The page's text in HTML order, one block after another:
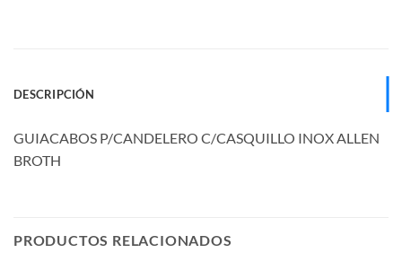
DESCRIPCIÓN
GUIACABOS P/CANDELERO C/CASQUILLO INOX ALLEN
BROTH
PRODUCTOS RELACIONADOS